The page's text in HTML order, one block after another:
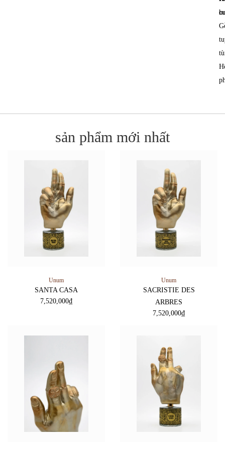
sản phẩm mới nhất
Unum
SANTA CASA
7,520,000₫
Unum
SACRISTIE DES
ARBRES
7,520,000₫